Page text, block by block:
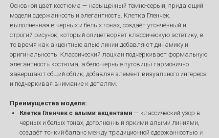
Основной цвет костюма — насыщенный темно-серый, придающий
модели сдержанность и элегантность. Клетка Гленчек,
выполненная в черных и белых тонах, создаёт утончённый и
строгий рисунок, который олицетворяет классическую эстетику, в
то время как акцентные алые линии добавляют динамику и
оригинальность. Классический лацкан подчёркивает формальную
элегантность костюма, а бело-черные пуговицы гармонично
завершают общий облик, добавляя элемент визуального интереса
и подчеркивая внимание к деталям.
Преимущества модели:
Клетка Гленчек с алыми акцентами — классический узор в
черных и белых тонах, дополненный яркими алыми линиями,
создаёт тонкий баланс между традиционной сдержанностью и